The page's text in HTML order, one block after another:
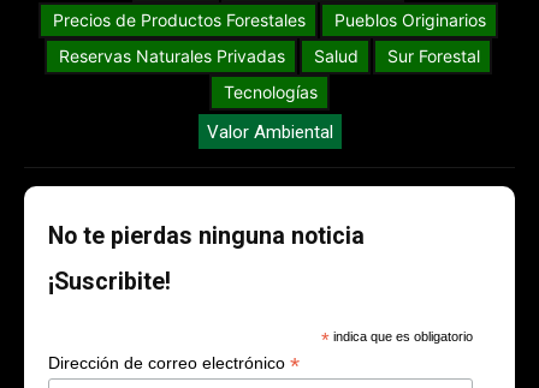
Precios de Productos Forestales
Pueblos Originarios
Reservas Naturales Privadas
Salud
Sur Forestal
Tecnologías
Valor Ambiental
No te pierdas ninguna noticia
¡Suscribite!
* indica que es obligatorio
Dirección de correo electrónico *